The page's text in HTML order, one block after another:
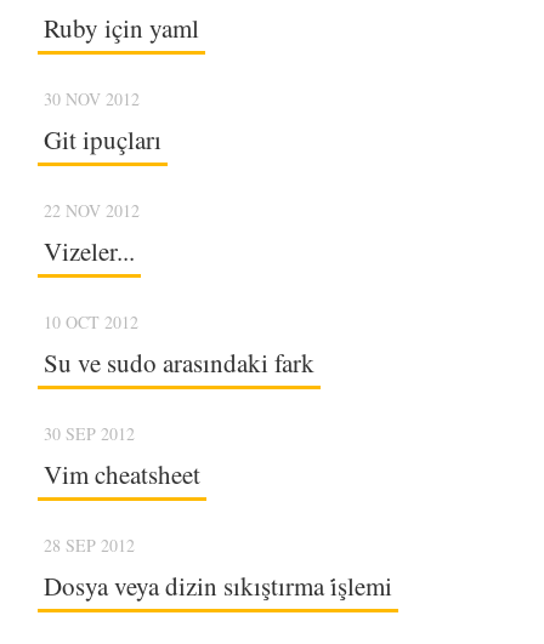
Ruby için yaml
30 NOV 2012
Git ipuçları
22 NOV 2012
Vizeler...
10 OCT 2012
Su ve sudo arasındaki fark
30 SEP 2012
Vim cheatsheet
28 SEP 2012
Dosya veya dizin sıkıştırma i̇şlemi